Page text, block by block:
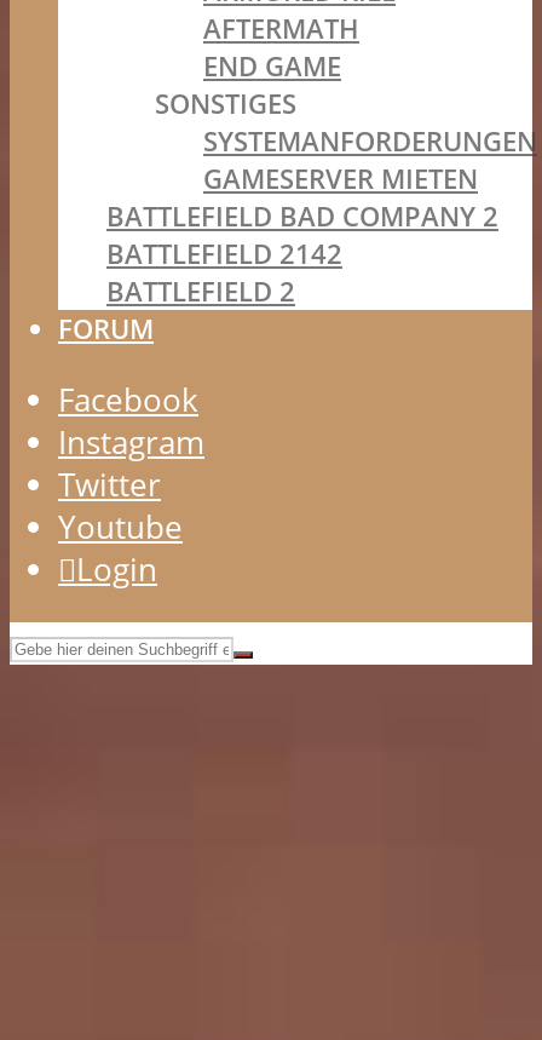
AFTERMATH
END GAME
SONSTIGES
SYSTEMANFORDERUNGEN
GAMESERVER MIETEN
BATTLEFIELD BAD COMPANY 2
BATTLEFIELD 2142
BATTLEFIELD 2
FORUM
Facebook
Instagram
Twitter
Youtube
Login